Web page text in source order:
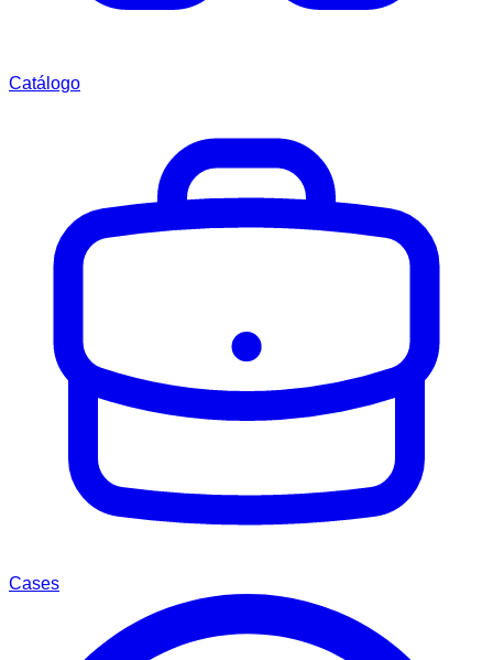
Catálogo
Cases